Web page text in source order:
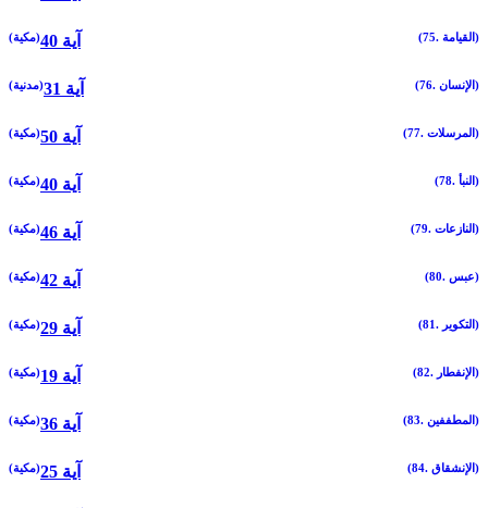
(75. القيامة) (مكية) 40 آية
(76. الإنسان) (مدنية) 31 آية
(77. المرسلات) (مكية) 50 آية
(78. النبأ) (مكية) 40 آية
(79. النازعات) (مكية) 46 آية
(80. عبس) (مكية) 42 آية
(81. التكوير) (مكية) 29 آية
(82. الإنفطار) (مكية) 19 آية
(83. المطففين) (مكية) 36 آية
(84. الإنشقاق) (مكية) 25 آية